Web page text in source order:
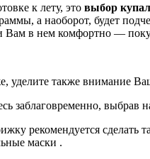
к лету, это выбор
а наоборот, будет
Вам в нем комфортно —
уделите также внимание
заблаговременно,
рекомендуется
маски .